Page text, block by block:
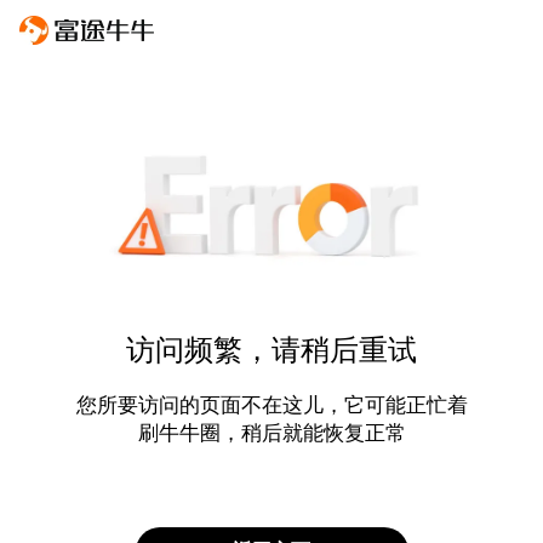
访问频繁，请稍后重试
您所要访问的页面不在这儿，它可能正忙着
刷牛牛圈，稍后就能恢复正常